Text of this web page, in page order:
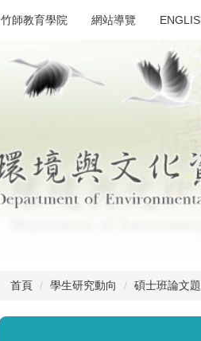
竹師教育學院 網站導覽
首頁 學生研究動向 碩士班論文題